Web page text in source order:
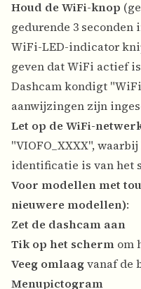
Houd de WiFi-knop
gedurende 3 seconden
WiFi-LED-indicator
geven dat WiFi actief is
Dashcam kondigt
aanwijzingen zijn
Let op de WiFi-
"VIOFO_XXXX",
identificatie is van het
Voor modellen met
nieuwere modellen):
Zet de dashcam aan
Tik op het scherm om
Veeg omlaagvanaf de
Menupictogram